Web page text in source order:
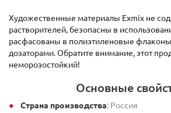
Художественные материалы Exmix не
растворителей, безопасны в
расфасованы в полиэтиленовые
дозаторами. Обратите внимание, этот
неморозостойкий!
Основные
Страна производства: Россия